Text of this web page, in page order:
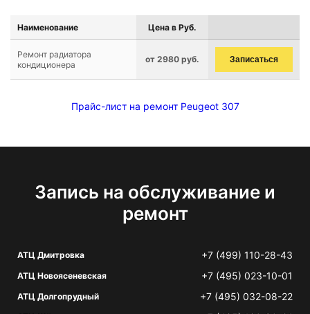
Наименование Цена в Руб.
Ремонт радиатора
кондиционера
от 2980 руб. Записаться
Прайс-лист на ремонт Peugeot 307
Запись на обслуживание и
ремонт
АТЦ Дмитровка +7 (499) 110-28-43
АТЦ Новоясеневская +7 (495) 023-10-01
АТЦ Долгопрудный +7 (495) 032-08-22